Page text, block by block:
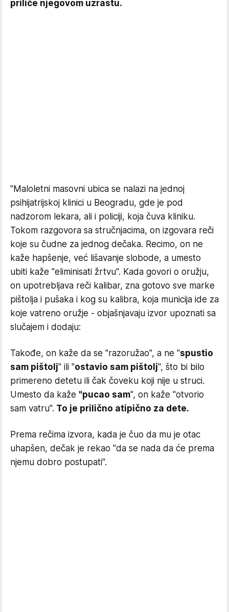
priliče njegovom uzrastu.
"Maloletni masovni ubica se nalazi na jednoj
psihijatrijskoj klinici u Beogradu, gde je pod
nadzorom lekara, ali i policiji, koja čuva kliniku.
Tokom razgovora sa stručnjacima, on izgovara reči
koje su čudne za jednog dečaka. Recimo, on ne
kaže hapšenje, već lišavanje slobode, a umesto
ubiti kaže "eliminisati žrtvu". Kada govori o oružju,
on upotrebljava reči kalibar, zna gotovo sve marke
pištolja i pušaka i kog su kalibra, koja municija ide za
koje vatreno oružje - objašnjavaju izvor upoznati sa
slučajem i dodaju:
Takođe, on kaže da se "razoružao", a ne "spustio
sam pištolj" ili "ostavio sam pištolj", što bi bilo
primereno detetu ili čak čoveku koji nije u struci.
Umesto da kaže "pucao sam", on kaže "otvorio
sam vatru". To je prilično atipično za dete.
Prema rečima izvora, kada je čuo da mu je otac
uhapšen, dečak je rekao "da se nada da će prema
njemu dobro postupati".